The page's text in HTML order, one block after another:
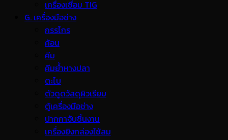
เครื่องเชื่อม TIG
G. เครื่องมือช่าง
กรรไกร
ค้อน
คีม
คีมย้ำหางปลา
ตะไบ
ตัวดูดวัสดุผิวเรียบ
ตู้เครื่องมือช่าง
ปากกาจับชิ้นงาน
เครื่องยิงกล่องใช้ลม